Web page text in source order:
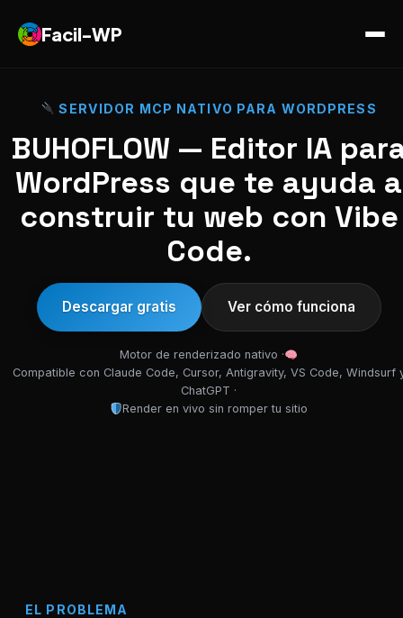
Facil-WP
SERVIDOR MCP NATIVO PARA WORDPRESS
BUHOFLOW — Editor IA
WordPress que te ayuda a
construir tu web con Vibe
Code.
Descargar gratis Ver cómo funciona
Motor de renderizado nativo ·
Compatible con Claude Code, Cursor, Antigravity, VS Code, Windsurf
ChatGPT ·
Render en vivo sin romper tu sitio
EL PROBLEMA